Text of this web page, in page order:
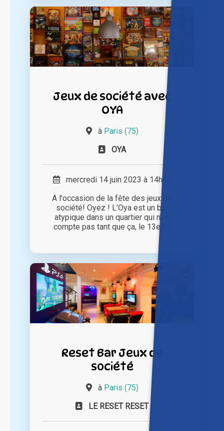
Jeux de société avec
OYA
à Paris (75)
OYA
mercredi 14 juin 2023 à 14h00
A l'occasion de la fête des jeux de
société! Oyez ! L’Oya est un bar
atypique dans un quartier qui n’en
compte pas tant que ça, le 13e [...]
Reset Bar Jeux de
société
à Paris (75)
LE RESET RESET